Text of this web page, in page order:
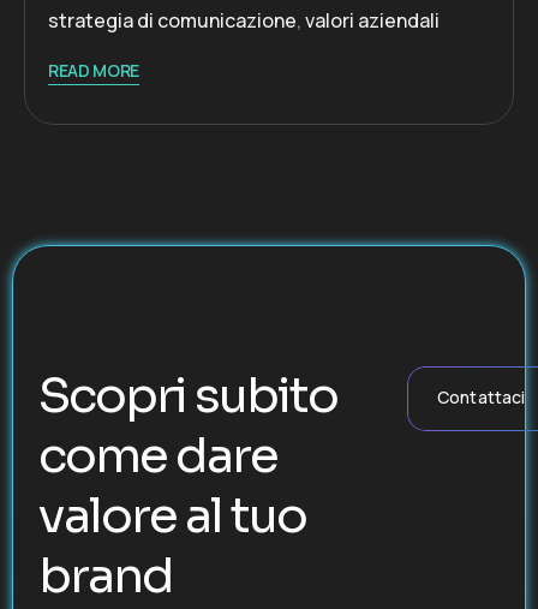
strategia di comunicazione,valori aziendali
READ MORE
Scopri subito
come dare
valore al tuo
brand
Contattaci